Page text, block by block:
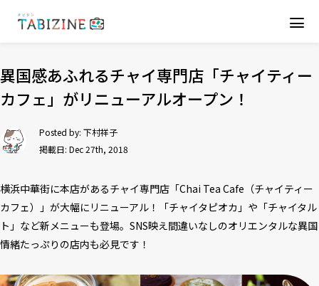
異国感あふれるチャイ専門店「チャイティー
カフェ」がリニューアルオープン！
Posted by: 下村祥子
掲載日: Dec 27th, 2018
横浜中華街に本店があるチャイ専門店「Chai Tea Cafe（チャイティー
カフェ）」が大幅にリニューアル！「チャイタピオカ」や「チャイタル
ト」など新メニューも登場。SNS映え間違いなしのオリエンタルな異国
情緒たっぷりの店内も必見です！